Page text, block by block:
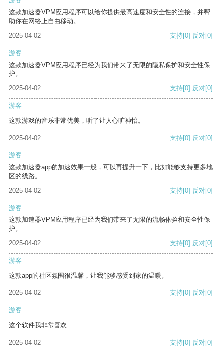
这款加速器VPM应用程序可以给你提供最高速度和安全性的连接，并帮
助你在网络上自由移动。
2025-04-02
支持[0] 反对[0]
游客
这款加速器VPM应用程序已经为我们带来了无限的隐私保护和安全性保
护。
2025-04-02
支持[0] 反对[0]
游客
这款游戏的音乐非常优美，听了让人心旷神怡。
2025-04-02 支持[0] 反对[0]
游客
这款加速器app的加速效果一般，可以再提升一下，比如能够支持更多地
区的线路。
2025-04-02
支持[0] 反对[0]
游客
这款加速器VPM应用程序已经为我们带来了无限的流畅体验和安全性保
护。
2025-04-02
支持[0] 反对[0]
游客
这款app的社区氛围很温馨，让我能够感受到家的温暖。
2025-04-02 支持[0] 反对[0]
游客
这个软件我非常喜欢
2025-04-02 支持[0] 反对[0]